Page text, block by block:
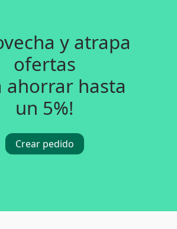
y atrapa
ofertas
ahorrar hasta
un 5%!
Crear pedido